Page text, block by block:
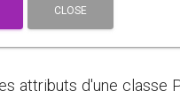
CLOSE
attributs d'une classe